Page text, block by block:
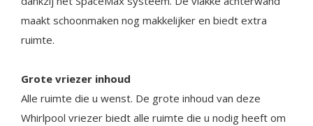
maakt schoonmaken nog makkelijker en biedt extra
ruimte.
Grote vriezer inhoud
Alle ruimte die u wenst. De grote inhoud van deze
Whirlpool vriezer biedt alle ruimte die u nodig heeft om